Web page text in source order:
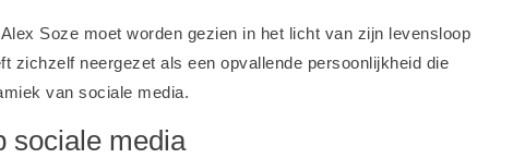
Soze moet worden gezien in het licht van zijn levensloop
zichzelf neergezet als een opvallende persoonlijkheid die
van sociale media.
sociale media